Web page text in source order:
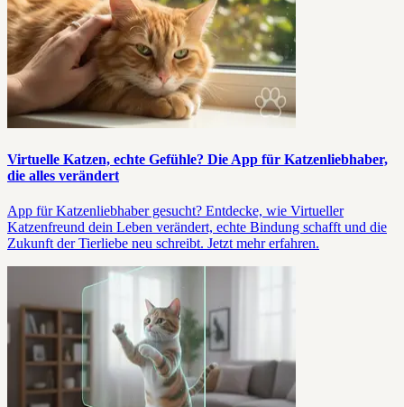
Virtuelle Katzen, echte Gefühle? Die App für Katzenliebhaber,
die alles verändert
App für Katzenliebhaber gesucht? Entdecke, wie Virtueller
Katzenfreund dein Leben verändert, echte Bindung schafft und die
Zukunft der Tierliebe neu schreibt. Jetzt mehr erfahren.